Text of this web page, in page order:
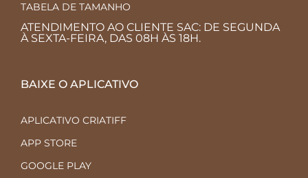
TABELA DE TAMANHO
ATENDIMENTO AO CLIENTE SAC: DE SEGUNDA
À SEXTA-FEIRA, DAS 08H ÀS 18H.
BAIXE O APLICATIVO
APLICATIVO CRIATIFF
APP STORE
GOOGLE PLAY